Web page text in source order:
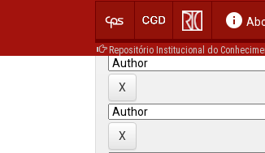
info
Repositório Institucional do
Current filters: